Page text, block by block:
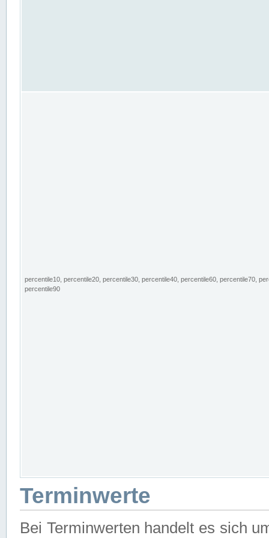
percentile10, percentile20, percentile30, percentile40, percentile60, percentile70,
percentile90
Terminwerte
Bei Terminwerten handelt es sich